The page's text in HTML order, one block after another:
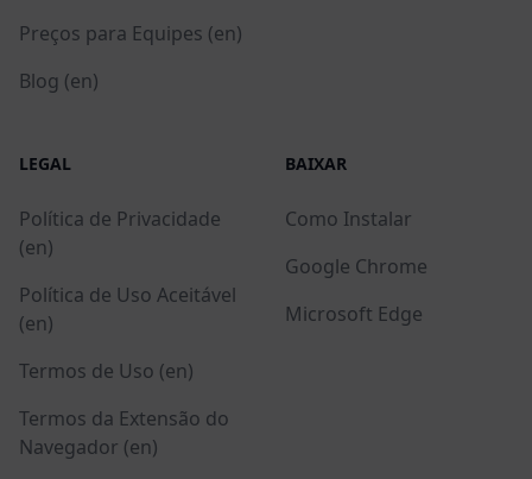
Preços para Equipes (en)
Blog (en)
LEGAL
Política de Privacidade
(en)
Política de Uso Aceitável
(en)
Termos de Uso (en)
Termos da Extensão do
Navegador (en)
BAIXAR
Como Instalar
Google Chrome
Microsoft Edge